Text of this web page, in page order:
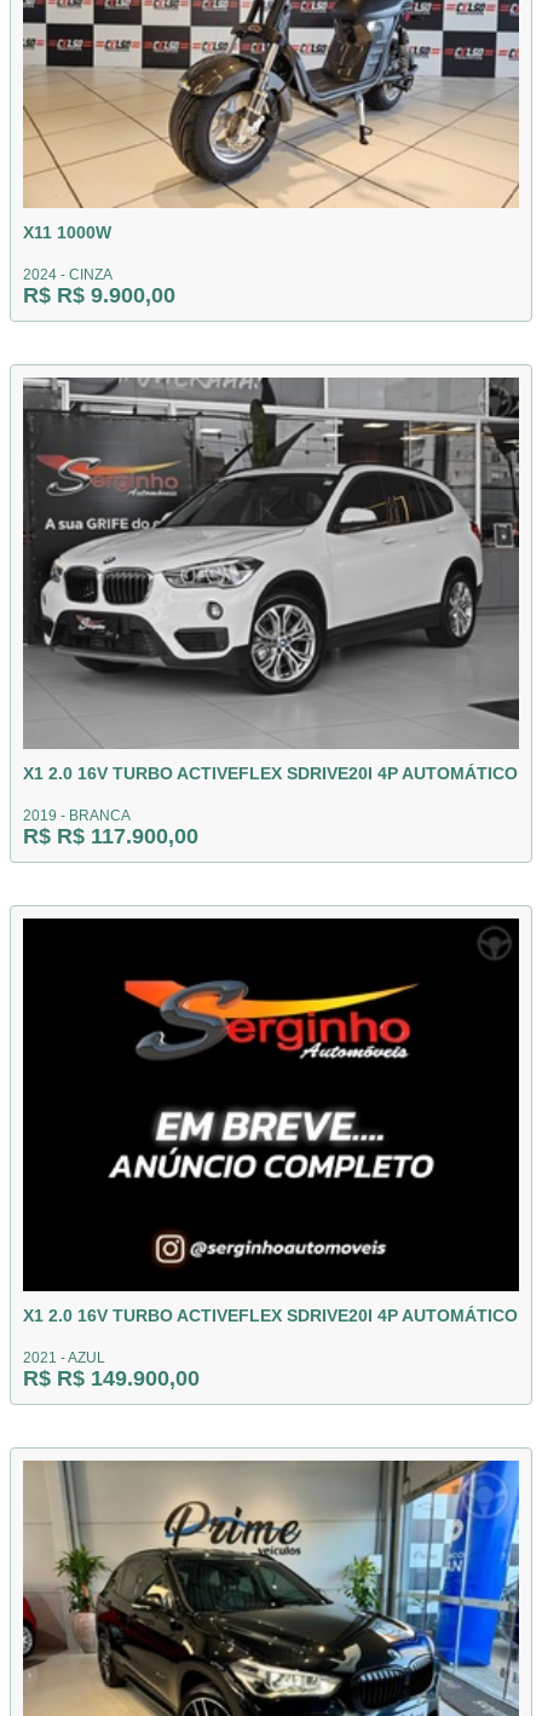
X11 1000W
2024 - CINZA
R$ R$ 9.900,00
X1 2.0 16V TURBO ACTIVEFLEX SDRIVE20I 4P AUTOMÁTICO
2019 - BRANCA
R$ R$ 117.900,00
X1 2.0 16V TURBO ACTIVEFLEX SDRIVE20I 4P AUTOMÁTICO
2021 - AZUL
R$ R$ 149.900,00